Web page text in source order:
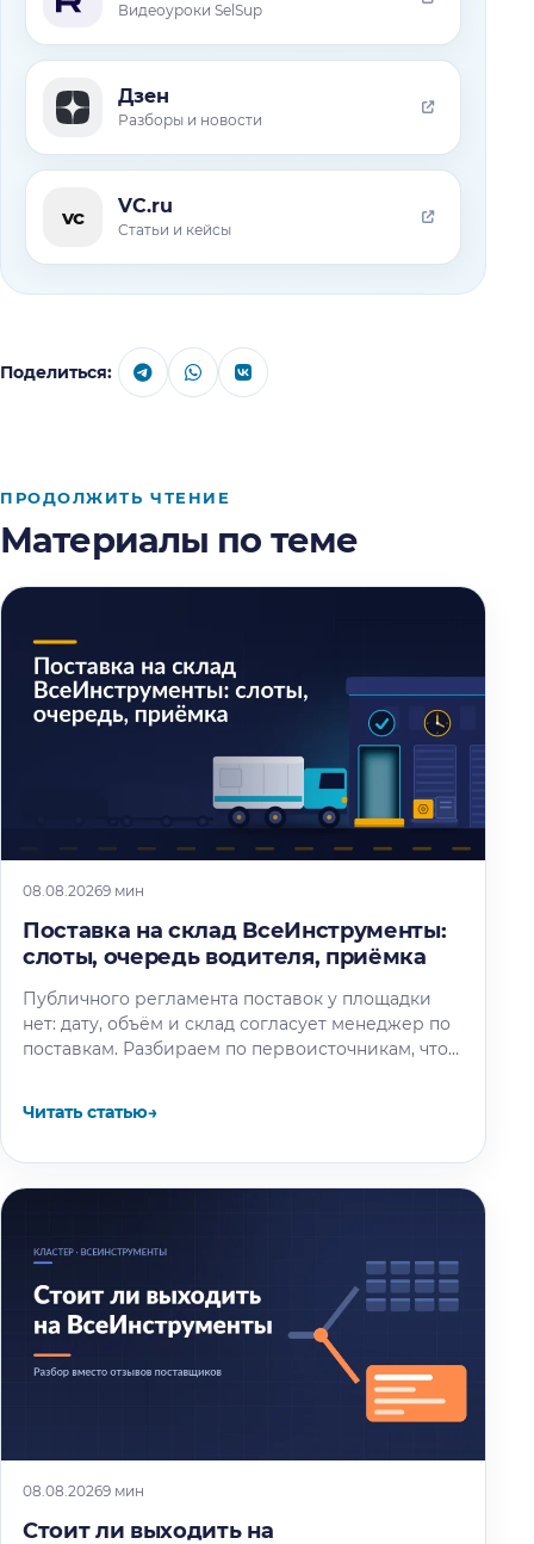
Видеоуроки SelSup
Дзен
Разборы и новости
vc VC.ru
Статьи и кейсы
Поделиться:
ПРОДОЛЖИТЬ ЧТЕНИЕ
Материалы по теме
08.08.20269 мин
Поставка на склад ВсеИнструменты:
слоты, очередь водителя, приёмка
Публичного регламента поставок у площадки
нет: дату, объём и склад согласует менеджер по
поставкам. Разбираем по первоисточникам, что
Читать статью→
08.08.20269 мин
Стоит ли выходить на